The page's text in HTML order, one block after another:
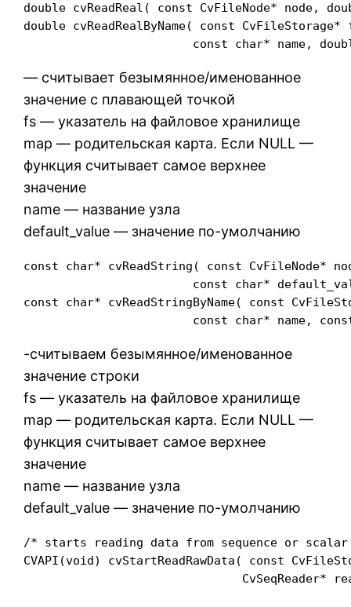
double cvReadReal( const CvFileNode* node,
double cvReadRealByName( const
const char* name,
— считывает безымянное/именованное
значение с плавающей точкой
fs — указатель на файловое хранилище
map — родительская карта. Если NULL —
функция считывает самое верхнее
значение
name — название узла
default_value — значение по-умолчанию
const char* cvReadString( const CvFileNode*
const char*
const char* cvReadStringByName( const
const char* name,
-считываем безымянное/именованное
значение строки
fs — указатель на файловое хранилище
map — родительская карта. Если NULL —
функция считывает самое верхнее
значение
name — название узла
default_value — значение по-умолчанию
/* starts reading data from sequence or scalar
CVAPI(void) cvStartReadRawData( const
CvSeqReader*